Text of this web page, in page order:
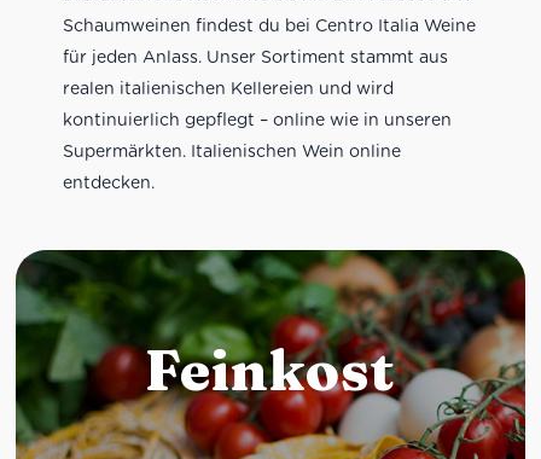
Schaumweinen findest du bei Centro Italia Weine
für jeden Anlass. Unser Sortiment stammt aus
realen italienischen Kellereien und wird
kontinuierlich gepflegt – online wie in unseren
Supermärkten. Italienischen Wein online
entdecken.
Feinkost